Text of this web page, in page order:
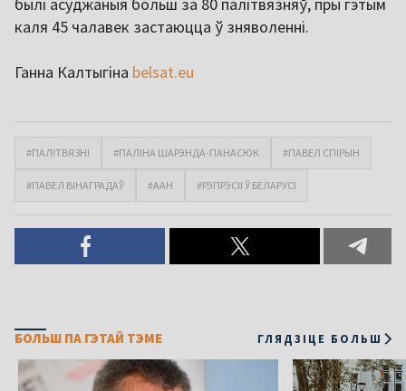
былі асуджаныя больш за 80 палітвязняў, пры гэтым
каля 45 чалавек застаюцца ў зняволенні.
Ганна Калтыгіна belsat.eu
#ПАЛІТВЯЗНІ #ПАЛІНА ШАРЭНДА-ПАНАСЮК #ПАВЕЛ СПІРЫН
#ПАВЕЛ ВІНАГРАДАЎ #ААН #РЭПРЭСІІ Ў БЕЛАРУСІ
БОЛЬШ ПА ГЭТАЙ ТЭМЕ ГЛЯДЗІЦЕ БОЛЬШ